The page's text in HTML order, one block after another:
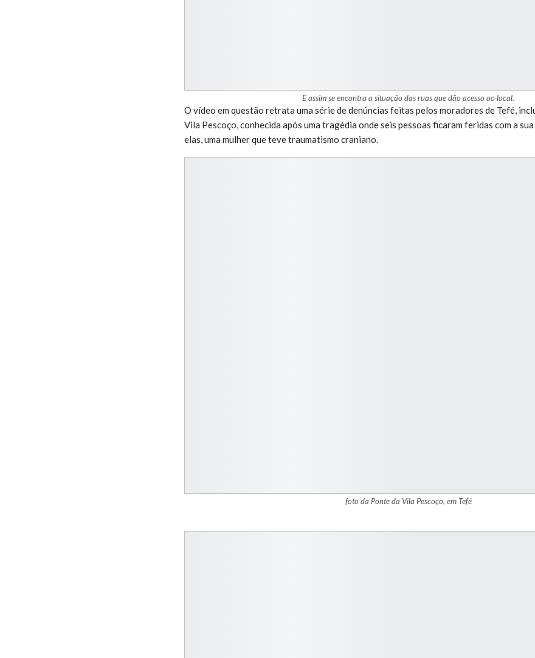
E assim se encontra a situação das ruas que dão acesso ao local.
O vídeo em questão retrata uma série de denúncias feitas pelos moradores de Tefé,
Vila Pescoço, conhecida após uma tragédia onde seis pessoas ficaram feridas com a
elas, uma mulher que teve traumatismo craniano.
foto da Ponte da Vila Pescoço, em Tefé